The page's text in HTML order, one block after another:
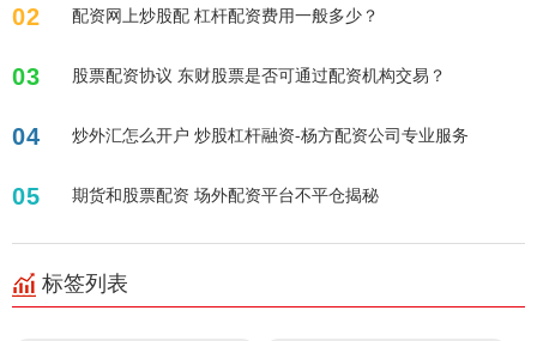
02 配资网上炒股配 杠杆配资费用一般多少？
03 股票配资协议 东财股票是否可通过配资机构交易？
04 炒外汇怎么开户 炒股杠杆融资-杨方配资公司专业服务
05 期货和股票配资 场外配资平台不平仓揭秘
标签列表